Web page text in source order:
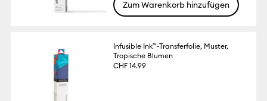
Zum Warenkorb hinzufügen
Infusible Ink™-Transferfolie, Muster,
Tropische Blumen
CHF 14.99